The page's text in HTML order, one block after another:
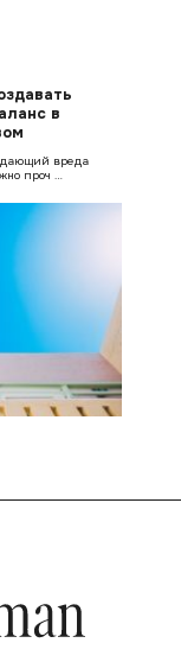
в
вреда
проч …